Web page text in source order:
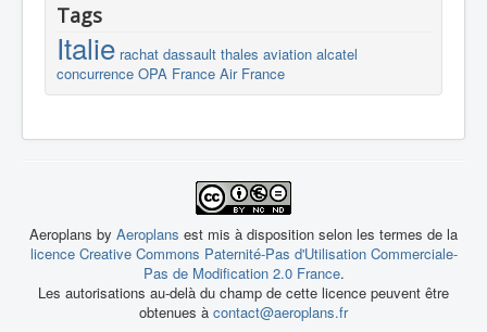
Tags
Italie rachat dassault thales aviation alcatel
concurrence OPA France Air France
Aeroplans by Aeroplans est mis à disposition selon les termes de la
licence Creative Commons Paternité-Pas d'Utilisation Commerciale-
Pas de Modification 2.0 France.
Les autorisations au-delà du champ de cette licence peuvent être
obtenues à contact@aeroplans.fr